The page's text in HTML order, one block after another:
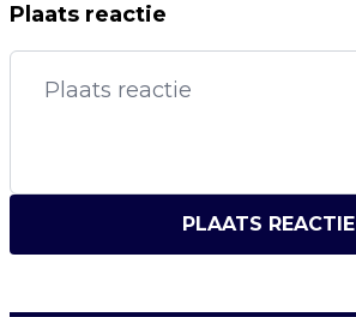
Plaats reactie
PLAATS REACTIE